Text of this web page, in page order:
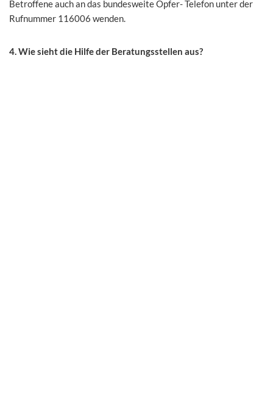
Betroffene auch an das bundesweite Opfer- Telefon unter der
Rufnummer 116006 wenden.
4. Wie sieht die Hilfe der Beratungsstellen aus?